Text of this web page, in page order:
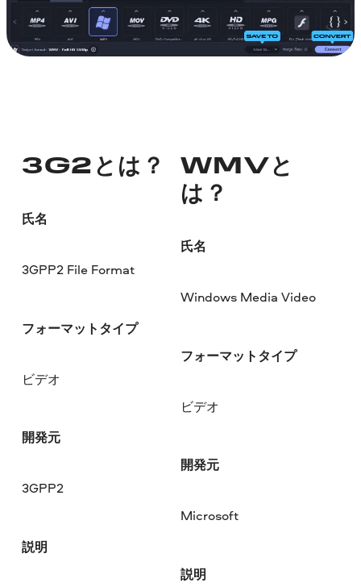
3G2とは？
氏名
3GPP2 File Format
フォーマットタイプ
ビデオ
開発元
3GPP2
説明
WMVと
は？
氏名
Windows Media Video
フォーマットタイプ
ビデオ
開発元
Microsoft
説明